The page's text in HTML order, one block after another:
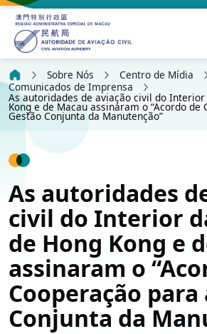
Sobre Nós
Centro de Mídia
Comunicados de Imprensa
As autoridades de aviação civil do Interior
Kong e de Macau assinaram o “Acordo de
Gestão Conjunta da Manutenção”
As autoridades
civil do Interior
de Hong Kong e
assinaram o
Cooperação para
Conjunta da